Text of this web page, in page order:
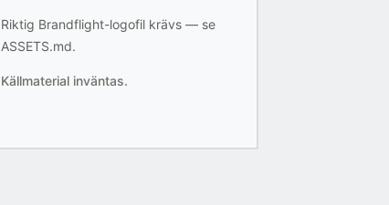
Riktig Brandflight-logofil krävs — se
ASSETS.md.
Källmaterial inväntas.